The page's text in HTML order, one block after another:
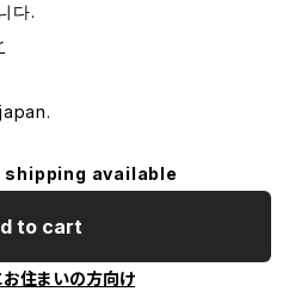
다.
available
to cart
住まいの方向け